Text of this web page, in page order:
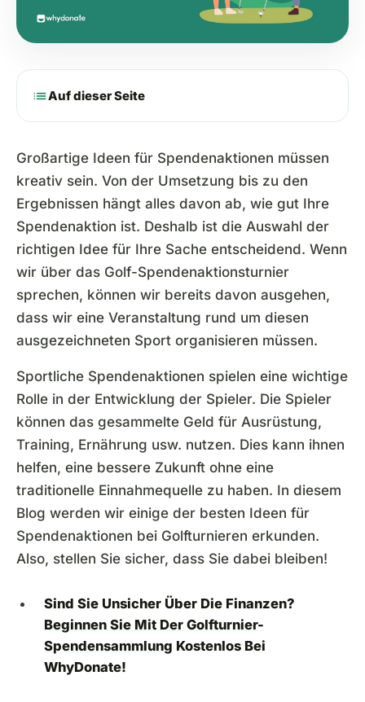
listAuf dieser Seite
Großartige Ideen für Spendenaktionen müssen
kreativ sein. Von der Umsetzung bis zu den
Ergebnissen hängt alles davon ab, wie gut Ihre
Spendenaktion ist. Deshalb ist die Auswahl der
richtigen Idee für Ihre Sache entscheidend. Wenn
wir über das Golf-Spendenaktionsturnier
sprechen, können wir bereits davon ausgehen,
dass wir eine Veranstaltung rund um diesen
ausgezeichneten Sport organisieren müssen.
Sportliche Spendenaktionen spielen eine wichtige
Rolle in der Entwicklung der Spieler. Die Spieler
können das gesammelte Geld für Ausrüstung,
Training, Ernährung usw. nutzen. Dies kann ihnen
helfen, eine bessere Zukunft ohne eine
traditionelle Einnahmequelle zu haben. In diesem
Blog werden wir einige der besten Ideen für
Spendenaktionen bei Golfturnieren erkunden.
Also, stellen Sie sicher, dass Sie dabei bleiben!
Sind Sie Unsicher Über Die Finanzen?
Beginnen Sie Mit Der Golfturnier-
Spendensammlung Kostenlos Bei
WhyDonate!